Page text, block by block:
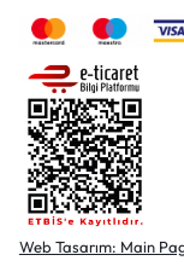
Web Tasarım: Main